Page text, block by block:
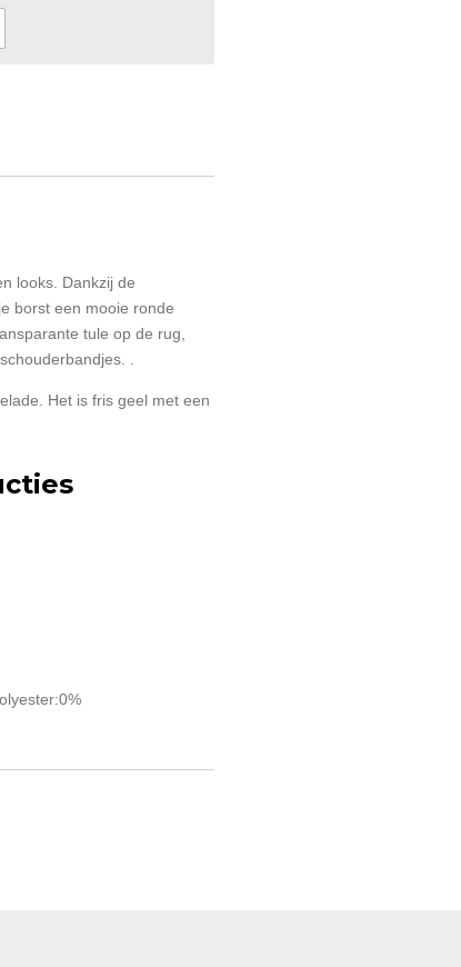
looks. Dankzij de
borst een mooie ronde
tule op de rug,
.
Het is fris geel met een